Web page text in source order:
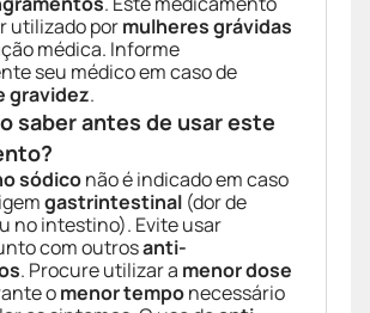
utilizado pormulheres grávidas
médica. Informe
seu médico em caso de
gravidez.
saber antes de usar este
sódiconão é indicado em caso
gastrintestinal (dor de
no intestino). Evite usar
com outrosanti-
. Procure utilizar a menor dose
omenor temponecessário